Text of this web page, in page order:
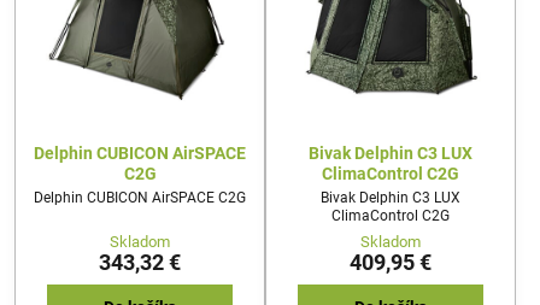
Delphin CUBICON AirSPACE
C2G
Delphin CUBICON AirSPACE C2G
Skladom
343,32 €
Bivak Delphin C3 LUX
ClimaControl C2G
Bivak Delphin C3 LUX
ClimaControl C2G
Skladom
409,95 €